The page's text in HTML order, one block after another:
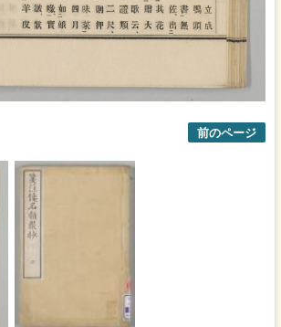
前のページ